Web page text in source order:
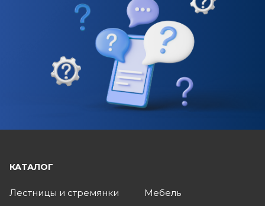
КАТАЛОГ
Лестницы и стремянки
Мебель